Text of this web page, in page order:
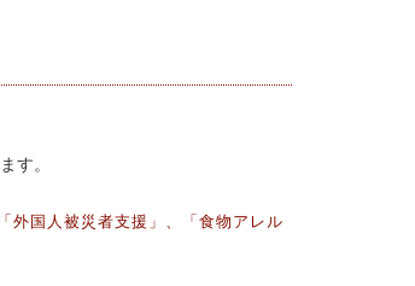
す。
外国人被災者支援」、「食物アレル